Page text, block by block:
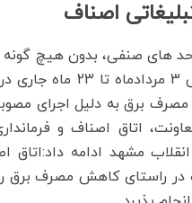
های صنفی، بدون هیچ گونه
داخل محیط صنفی خود
برق به دلیل اجرای
اتاق اصناف و
مشهد ادامه داد:‌اتاق
در راستای کاهش مصرف برق